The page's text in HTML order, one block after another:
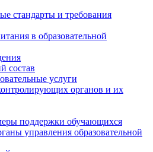
стандарты и требования
в образовательной
состав
услуги
органов и их
поддержки обучающихся
управления образовательной